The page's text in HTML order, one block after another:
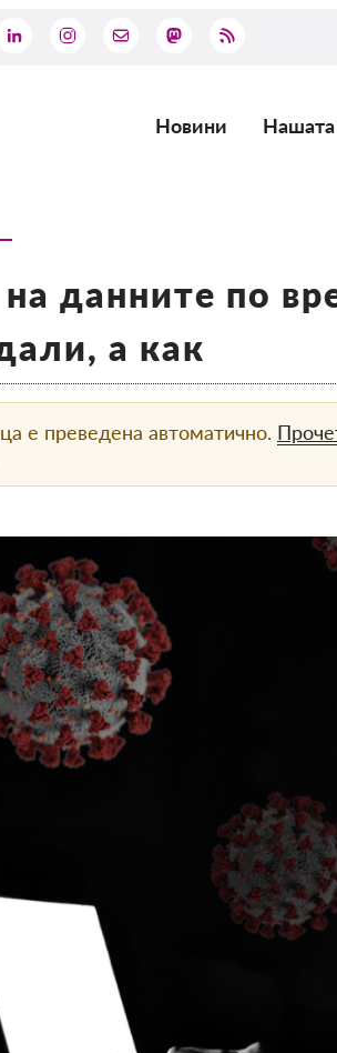
Main
Новини Нашата
данните по
а как
е преведена автоматично.